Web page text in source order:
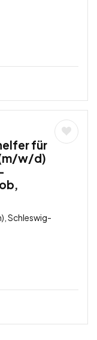
für
w/d)
Schleswig-